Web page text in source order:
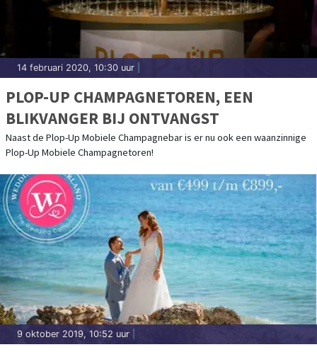
14 februari 2020, 10:30 uur
PLOP-UP CHAMPAGNETOREN, EEN
BLIKVANGER BIJ ONTVANGST
Naast de Plop-Up Mobiele Champagnebar is er nu ook een waanzinnige
Plop-Up Mobiele Champagnetoren!
9 oktober 2019, 10:52 uur